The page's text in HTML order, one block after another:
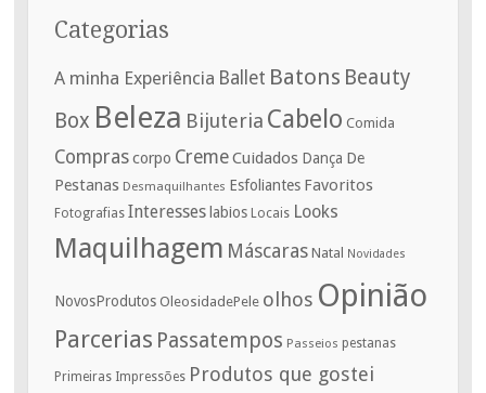
Categorias
A minha Experiência Ballet Batons Beauty
Box Beleza Bijuteria Cabelo Comida
Comprascorpo CremeCuidados Dança De
Pestanas Desmaquilhantes Esfoliantes Favoritos
Fotografias Interesseslabios Locais Looks
Maquilhagem Máscaras Natal Novidades
NovosProdutos OleosidadePele olhos Opinião
Parcerias Passatempos Passeios pestanas
Primeiras Impressões Produtos que gostei